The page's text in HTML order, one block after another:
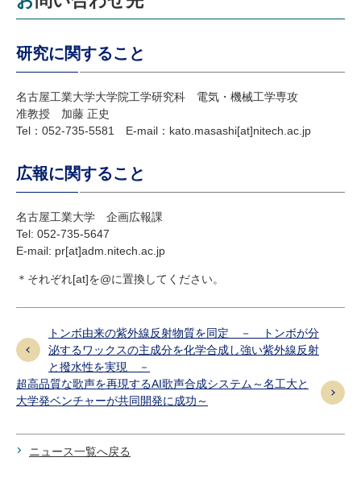
研究に関すること
名古屋工業大学大学院工学研究科 電気・機械工学専攻
准教授 加藤 正史
Tel：052-735-5581 E-mail：kato.masashi[at]nitech.ac.jp
広報に関すること
名古屋工業大学 企画広報課
Tel: 052-735-5647
E-mail: pr[at]adm.nitech.ac.jp
＊それぞれ[at]を@に置換してください。
トンボ由来の紫外線反射物質を同定 － トンボが分
泌するワックスの主成分を化学合成し強い紫外線反射
と撥水性を実現 －
超高品質な歌声を再現するAI歌声合成システム～名工大と
大学発ベンチャーが共同開発に成功～
ニュース一覧へ戻る